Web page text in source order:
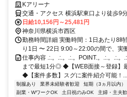
Kアリーナ
交通・アクセス 横浜駅東口より徒歩9
日給10,156円～25,481円
神奈川県横浜市西区
勤務時間詳細 実働時間：1日あたり8
り1日 〜 22日 9:00～22:00の間で、実
仕事内容 .:.。.:.。.:.。POINT.。.:.。.:.
まで最短1分◎ ◆【WEB面接～登録】
◆【案件多数】スグに案件紹介可能！...
制服あり 業界未経験者歓迎 短期（3ヵ月以内）
副業・WワークOK
土日祝のみOK 主婦・主夫